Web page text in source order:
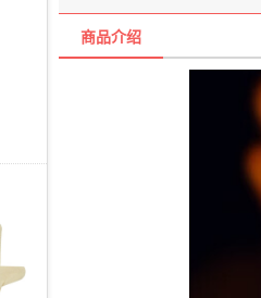
商品介绍